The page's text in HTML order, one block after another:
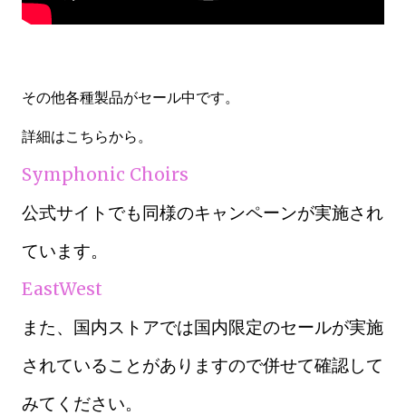
その他各種製品がセール中です。
詳細はこちらから。
Symphonic Choirs
公式サイトでも同様のキャンペーンが実施され
ています。
EastWest
また、国内ストアでは国内限定のセールが実施
されていることがありますので併せて確認して
みてください。